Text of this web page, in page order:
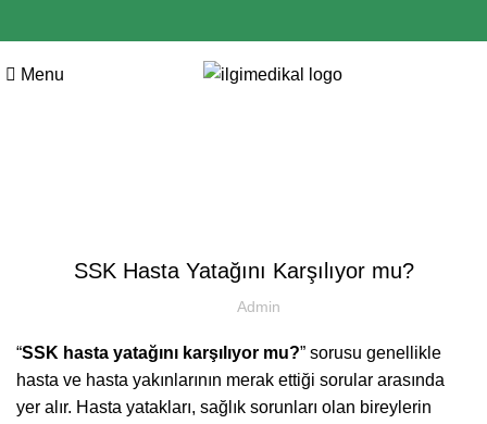
Menu
SSK Hasta Yatağını Karşılıyor mu?
Admin
“SSK hasta yatağını karşılıyor mu?” sorusu genellikle
hasta ve hasta yakınlarının merak ettiği sorular arasında
yer alır. Hasta yatakları, sağlık sorunları olan bireylerin